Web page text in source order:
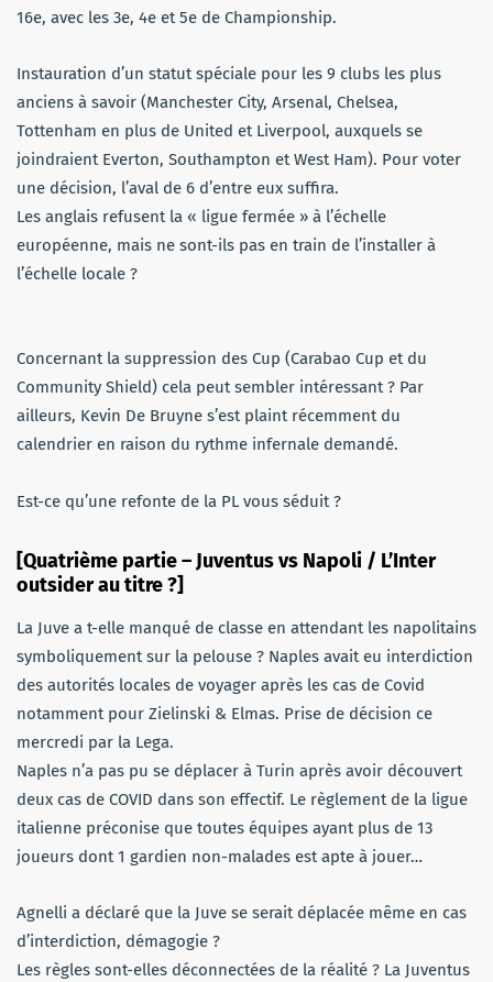
16e, avec les 3e, 4e et 5e de Championship.
Instauration d’un statut spéciale pour les 9 clubs les plus
anciens à savoir (Manchester City, Arsenal, Chelsea,
Tottenham en plus de United et Liverpool, auxquels se
joindraient Everton, Southampton et West Ham). Pour voter
une décision, l’aval de 6 d’entre eux suffira.
Les anglais refusent la « ligue fermée » à l’échelle
européenne, mais ne sont-ils pas en train de l’installer à
l’échelle locale ?
Concernant la suppression des Cup (Carabao Cup et du
Community Shield) cela peut sembler intéressant ? Par
ailleurs, Kevin De Bruyne s’est plaint récemment du
calendrier en raison du rythme infernale demandé.
Est-ce qu’une refonte de la PL vous séduit ?
[Quatrième partie – Juventus vs Napoli / L’Inter
outsider au titre ?]
La Juve a t-elle manqué de classe en attendant les napolitains
symboliquement sur la pelouse ? Naples avait eu interdiction
des autorités locales de voyager après les cas de Covid
notamment pour Zielinski & Elmas. Prise de décision ce
mercredi par la Lega.
Naples n’a pas pu se déplacer à Turin après avoir découvert
deux cas de COVID dans son effectif. Le règlement de la ligue
italienne préconise que toutes équipes ayant plus de 13
joueurs dont 1 gardien non-malades est apte à jouer…
Agnelli a déclaré que la Juve se serait déplacée même en cas
d’interdiction, démagogie ?
Les règles sont-elles déconnectées de la réalité ? La Juventus